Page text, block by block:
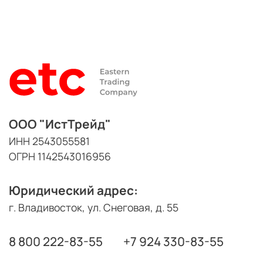
ООО "ИстТрейд"
ИНН 2543055581
ОГРН 1142543016956
Юридический адрес:
г. Владивосток, ул. Снеговая, д. 55
8 800 222-83-55 +7 924 330-83-55